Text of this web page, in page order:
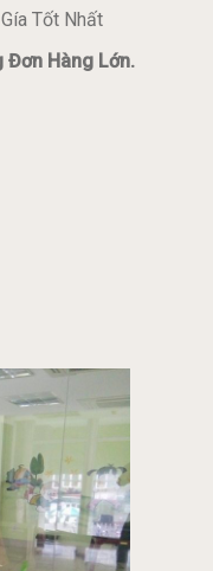
Tốt Nhất
Đơn Hàng Lớn.